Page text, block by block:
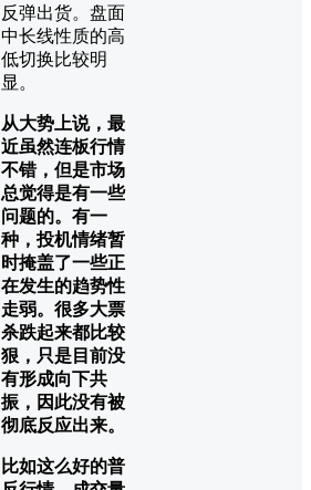
反弹出货。盘面
中长线性质的高
低切换比较明
显。
从大势上说，最
近虽然连板行情
不错，但是市场
总觉得是有一些
问题的。有一
种，投机情绪暂
时掩盖了一些正
在发生的趋势性
走弱。很多大票
杀跌起来都比较
狠，只是目前没
有形成向下共
振，因此没有被
彻底反应出来。
比如这么好的普